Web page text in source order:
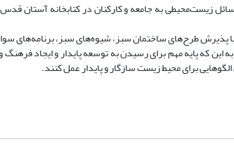
مسائل زیست‌محیطی به جامعه و کارکنان در کتابخانه‌ آستان
پذیرش طرح‌های ساختمان سبز، شیوه‌های سبز، برنامه‌های
این که پایه مهم برای رسیدن به توسعه پایدار و ایجاد
برای محیط‌ زیست سازگار و پایدار عمل کنند.